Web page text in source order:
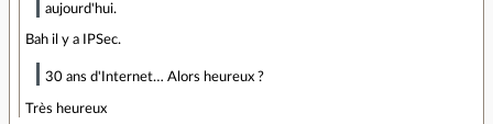
aujourd'hui.
Bah il y a IPSec.
30 ans d'Internet… Alors heureux ?
Très heureux